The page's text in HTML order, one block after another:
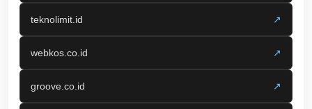
teknolimit.id ↗
webkos.co.id ↗
groove.co.id ↗